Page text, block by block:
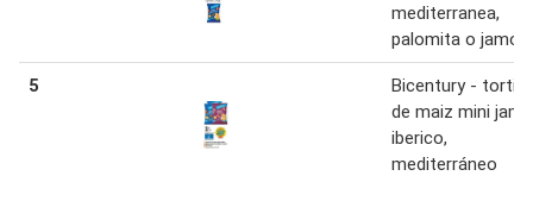
mediterranea,
palomita o jamon
5
Bicentury -
de maiz mini
iberico,
mediterráneo